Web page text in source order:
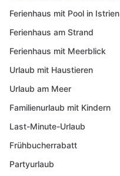
Ferienhaus mit Pool in Istrien
Ferienhaus am Strand
Ferienhaus mit Meerblick
Urlaub mit Haustieren
Urlaub am Meer
Familienurlaub mit Kindern
Last-Minute-Urlaub
Frühbucherrabatt
Partyurlaub